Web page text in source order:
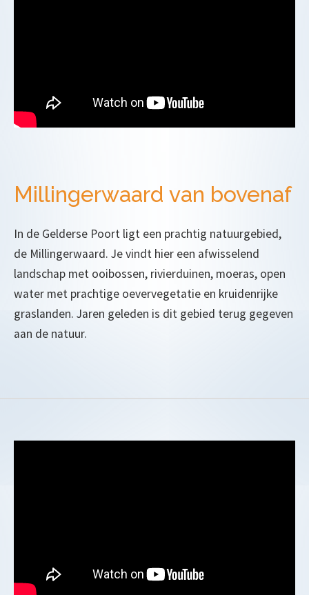
Millingerwaard van bovenaf
In de Gelderse Poort ligt een prachtig natuurgebied,
de Millingerwaard. Je vindt hier een afwisselend
landschap met ooibossen, rivierduinen, moeras, open
water met prachtige oevervegetatie en kruidenrijke
graslanden. Jaren geleden is dit gebied terug gegeven
aan de natuur.